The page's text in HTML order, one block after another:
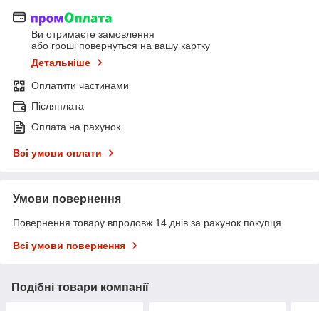
Ви отримаєте замовлення
або гроші повернуться на вашу картку
Детальніше
Оплатити частинами
Післяплата
Оплата на рахунок
Всі умови оплати
Умови повернення
Повернення товару впродовж 14 днів за рахунок покупця
Всі умови повернення
Подібні товари компанії